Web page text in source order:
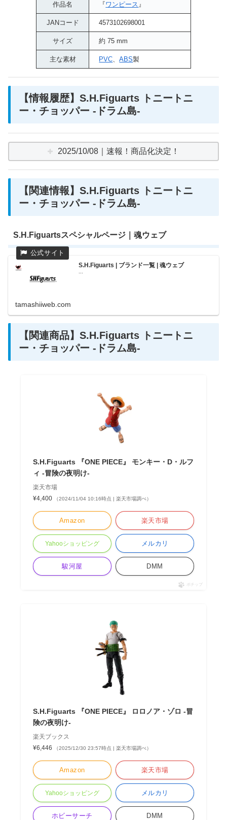
作品名 『ワンピース』
JANコード 4573102698001
サイズ 約 75 mm
主な素材 PVC、ABS製
【情報履歴】S.H.Figuarts トニートニ
ー・チョッパー -ドラム島-
2025/10/08｜速報！商品化決定！
【関連情報】S.H.Figuarts トニートニ
ー・チョッパー -ドラム島-
S.H.Figuartsスペシャルページ｜魂ウェブ
S.H.Figuarts | ブランド一覧 | 魂ウェブ
...
tamashiiweb.com
【関連商品】S.H.Figuarts トニートニ
ー・チョッパー -ドラム島-
S.H.Figuarts 『ONE PIECE』 モンキー・D・ルフ
ィ -冒険の夜明け-
楽天市場
¥4,400
（2024/11/04 10:16時点 | 楽天市場調べ）
Amazon 楽天市場
Yahooショッピング メルカリ
駿河屋 DMM
ポチップ
S.H.Figuarts 『ONE PIECE』 ロロノア・ゾロ -冒
険の夜明け-
楽天ブックス
¥6,446
（2025/12/30 23:57時点 | 楽天市場調べ）
Amazon 楽天市場
Yahooショッピング メルカリ
ホビーサーチ DMM